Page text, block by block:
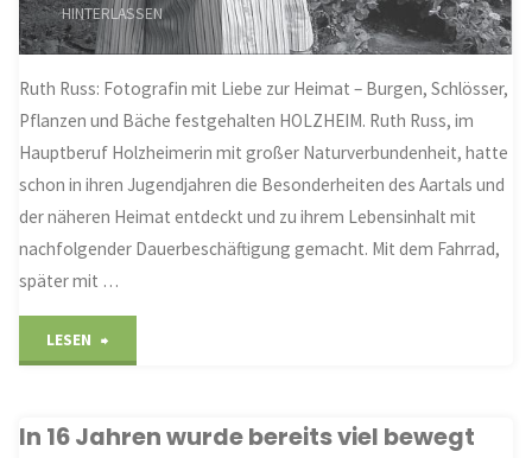
HINTERLASSEN
Ruth Russ: Fotografin mit Liebe zur Heimat – Burgen, Schlösser,
Pflanzen und Bäche festgehalten HOLZHEIM. Ruth Russ, im
Hauptberuf Holzheimerin mit großer Naturverbundenheit, hatte
schon in ihren Jugendjahren die Besonderheiten des Aartals und
der näheren Heimat entdeckt und zu ihrem Lebensinhalt mit
nachfolgender Dauerbeschäftigung gemacht. Mit dem Fahrrad,
später mit …
LESEN
durchs
In 16 Jahren wurde bereits viel bewegt